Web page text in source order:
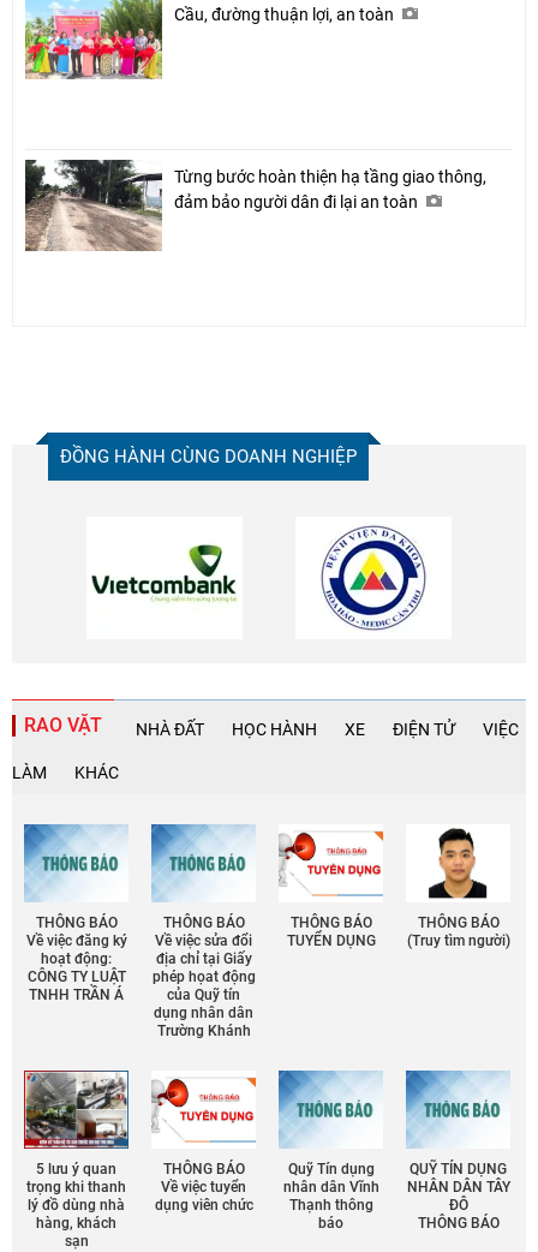
Cầu, đường thuận lợi, an toàn
Từng bước hoàn thiện hạ tầng giao thông,
đảm bảo người dân đi lại an toàn
ĐỒNG HÀNH CÙNG DOANH NGHIỆP
RAO VẶT NHÀ ĐẤT HỌC HÀNH XE ĐIỆN TỬ VIỆC
LÀM KHÁC
THÔNG BÁO
Về việc đăng ký
hoạt động:
CÔNG TY LUẬT
TNHH TRẦN Á
THÔNG BÁO
Về việc sửa đổi
địa chỉ tại Giấy
phép họat động
của Quỹ tín
dụng nhân dân
Trường Khánh
THÔNG BÁO
TUYỂN DỤNG
THÔNG BÁO
(Truy tìm người)
5 lưu ý quan
trọng khi thanh
lý đồ dùng nhà
hàng, khách
sạn
THÔNG BÁO
Về việc tuyển
dụng viên chức
Quỹ Tín dụng
nhân dân Vĩnh
Thạnh thông
báo
QUỸ TÍN DỤNG
NHÂN DÂN TÂY
ĐÔ
THÔNG BÁO